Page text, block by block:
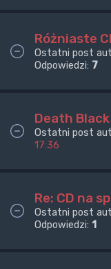
Różniaste
Ostatni post
Odpowiedzi: 7
Death
Ostatni post
17:36
Re: CD na
Ostatni post
Odpowiedzi: 1